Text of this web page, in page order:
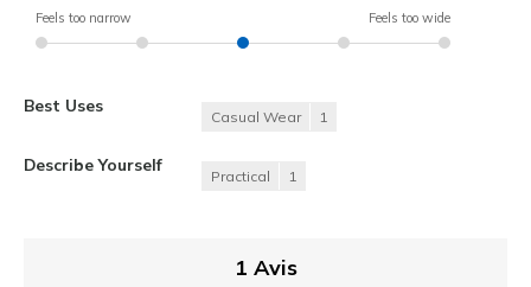
Feels too narrow Feels too wide
Best Uses
Casual Wear 1
Describe Yourself
Practical 1
1 Avis